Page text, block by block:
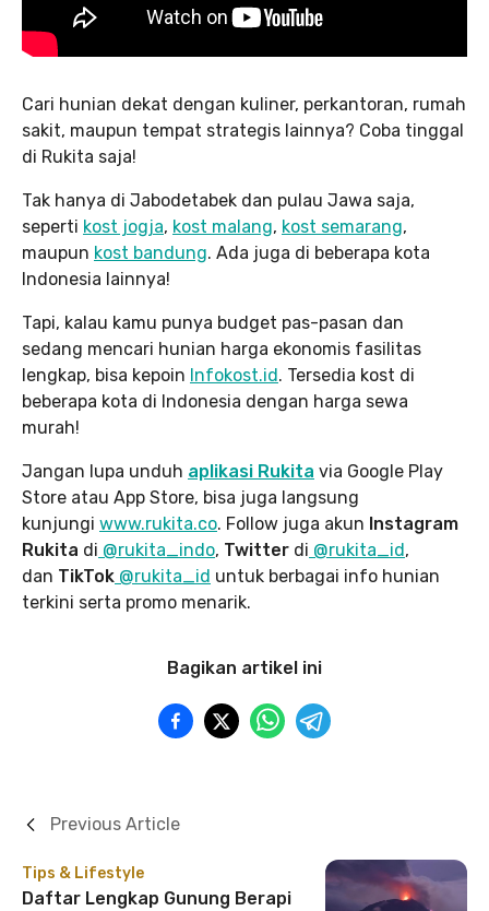
Cari hunian dekat dengan kuliner, perkantoran, rumah
sakit, maupun tempat strategis lainnya? Coba tinggal
di Rukita saja!
Tak hanya di Jabodetabek dan pulau Jawa saja,
seperti kost jogja, kost malang, kost semarang,
maupun kost bandung. Ada juga di beberapa kota
Indonesia lainnya!
Tapi, kalau kamu punya budget pas-pasan dan
sedang mencari hunian harga ekonomis fasilitas
lengkap, bisa kepoin Infokost.id. Tersedia kost di
beberapa kota di Indonesia dengan harga sewa
murah!
Jangan lupa unduh aplikasi Rukita via Google Play
Store atau App Store, bisa juga langsung
kunjungi www.rukita.co. Follow juga akun Instagram
Rukita di @rukita_indo, Twitter di @rukita_id,
dan TikTok @rukita_id untuk berbagai info hunian
terkini serta promo menarik.
Bagikan artikel ini
Tips & Lifestyle
Daftar Lengkap Gunung Berapi
Previous Article